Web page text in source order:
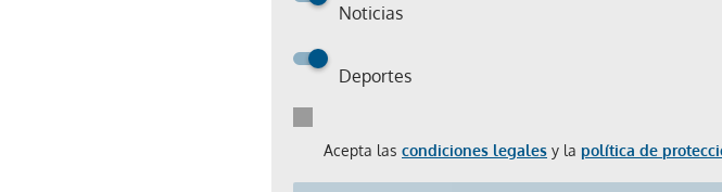
Noticias
Deportes
Acepta las condiciones legales y la política de